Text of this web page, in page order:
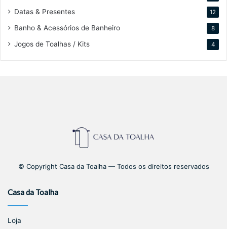
Datas & Presentes 12
Banho & Acessórios de Banheiro 8
Jogos de Toalhas / Kits 4
© Copyright Casa da Toalha — Todos os direitos reservados
Casa da Toalha
Loja